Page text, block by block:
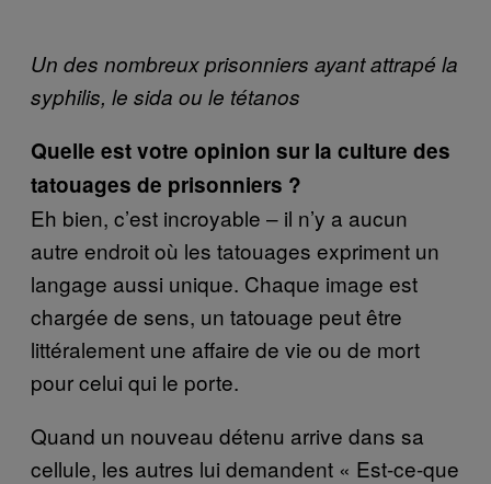
Un des nombreux prisonniers ayant attrapé la
syphilis, le sida ou le tétanos
Quelle est votre opinion sur la culture des
tatouages de prisonniers ?
Eh bien, c’est incroyable – il n’y a aucun
autre endroit où les tatouages expriment un
langage aussi unique. Chaque image est
chargée de sens, un tatouage peut être
littéralement une affaire de vie ou de mort
pour celui qui le porte.
Quand un nouveau détenu arrive dans sa
cellule, les autres lui demandent « Est-ce-que